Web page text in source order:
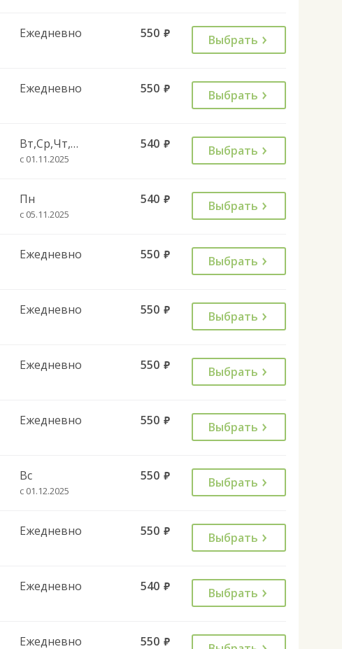
Ежедневно 550 руб. Выбрать
Ежедневно 550 руб. Выбрать
Вт,Ср,Чт,Пт,Вс
с 01.11.2025
540 руб. Выбрать
Пн
с 05.11.2025
540 руб. Выбрать
Ежедневно 550 руб. Выбрать
Ежедневно 550 руб. Выбрать
Ежедневно 550 руб. Выбрать
Ежедневно 550 руб. Выбрать
Вс
с 01.12.2025
550 руб. Выбрать
Ежедневно 550 руб. Выбрать
Ежедневно 540 руб. Выбрать
Ежедневно 550 руб.